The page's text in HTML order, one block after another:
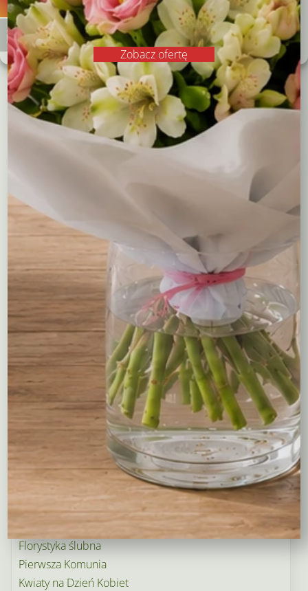
Zobacz preferencje
Polityka plików cookiesPolityka prywatności
Kompozycja Jesienne
liście
98,00zł
Dodaj do koszyka
Kompozycja nagrobna z
barankiem
99,00 zł
Czytaj dalej
Róże
Kreatory bukietów
Flower boxy – kwiaty w pudełkach
Maskotki
Kosze kwiatowe
Balony
Tulipany
Kosze upominkowe
Wianki na wieczory panieńskie i nie tylko…
Wielkanoc
Wieńce i wiązanki pogrzebowe
Dekoracje na groby
Torty kwiatowe
Ogródek i balkon
Narodziny dziecka
Boże Narodzenie
Kwiaty na Walentynki
Florystyka ślubna
Pierwsza Komunia
Kwiaty na Dzień Kobiet
Zobacz ofertę